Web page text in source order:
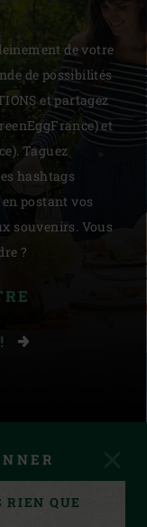
de votre
de possibilités
et partagez
et
Taguez
hashtags
postant vos
souvenirs. Vous
?
RIEN QUE